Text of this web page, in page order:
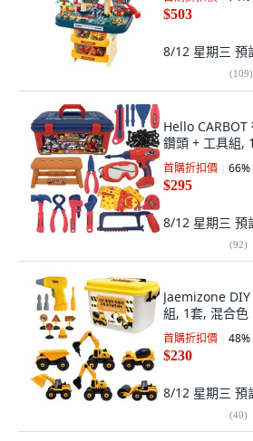
$503
8/12 星期三 預
(109)
Hello
鑽頭 + 工具組,
首購折扣價 66%
$295
8/12 星期三 預
(92)
Jaemizone
組, 1套, 混合色
首購折扣價 48%
$230
8/12 星期三 預
(40)